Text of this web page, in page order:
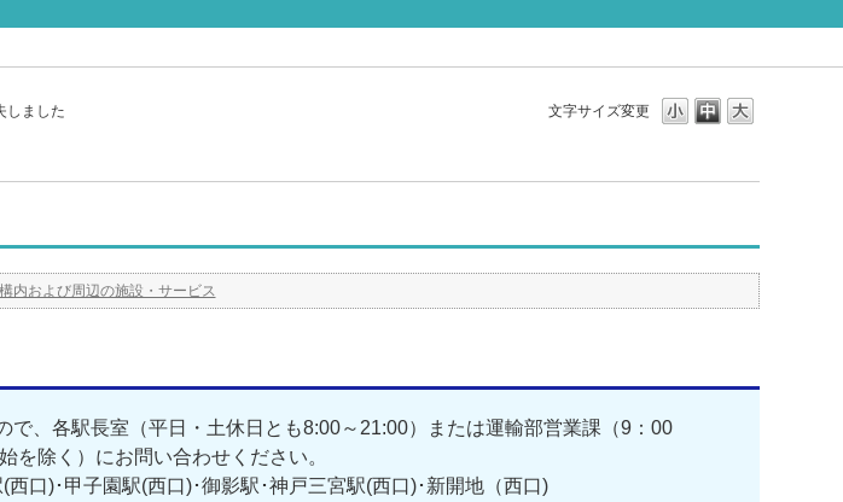
文字サイズ変更
しました
内および周辺の施設・サービス
で、各駅長室（平日・土休日とも8:00～21:00）または運輸部営業課（9：00
を除く）にお問い合わせください。
口)･甲子園駅(西口)･御影駅･神戸三宮駅(西口)･新開地（西口)